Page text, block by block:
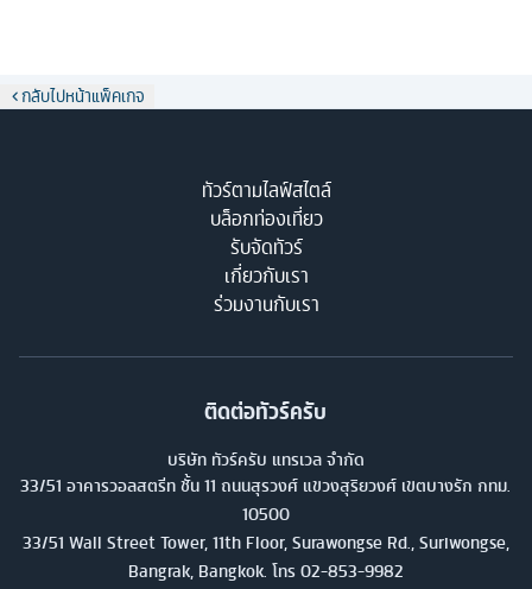
กลับไปหน้าแพ็คเกจ
ทัวร์ตามไลฟ์สไตล์
บล็อกท่องเที่ยว
รับจัดทัวร์
เกี่ยวกับเรา
ร่วมงานกับเรา
ติดต่อทัวร์ครับ
บริษัท ทัวร์ครับ แทรเวล จำกัด
33/51 อาคารวอลสตรีท ชั้น 11 ถนนสุรวงศ์ แขวงสุริยวงศ์ เขตบางรัก กทม.
10500
33/51 Wall Street Tower, 11th Floor, Surawongse Rd., Suriwongse,
Bangrak, Bangkok. โทร 02-853-9982